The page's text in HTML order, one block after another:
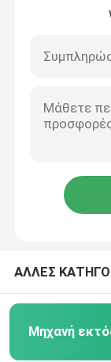
ΑΛΛΕΣ
Μηχανή